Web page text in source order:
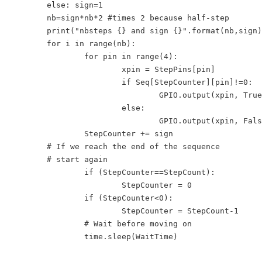
        else: sign=1
        nb=sign*nb*2 #times 2 because half-step
print("nbsteps {} and sign
        for i in range(nb):
                for pin in range(4):
                        xpin = StepPins[pin]
                        if Seq[StepCounter][pin]!=0:
GPIO.output(xpin,
                        else:
GPIO.output(xpin,
                StepCounter += sign
        # If we reach the end of the sequence
        # start again
                if (StepCounter==StepCount):
                        StepCounter = 0
                if (StepCounter<0):
                        StepCounter = StepCount-1
                # Wait before moving on
                time.sleep(WaitTime)